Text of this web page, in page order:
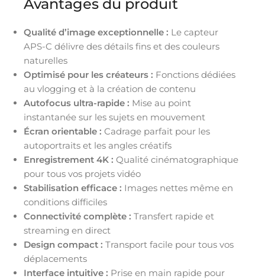
Avantages du produit
Qualité d’image exceptionnelle : Le capteur
APS-C délivre des détails fins et des couleurs
naturelles
Optimisé pour les créateurs : Fonctions dédiées
au vlogging et à la création de contenu
Autofocus ultra-rapide : Mise au point
instantanée sur les sujets en mouvement
Écran orientable : Cadrage parfait pour les
autoportraits et les angles créatifs
Enregistrement 4K : Qualité cinématographique
pour tous vos projets vidéo
Stabilisation efficace : Images nettes même en
conditions difficiles
Connectivité complète : Transfert rapide et
streaming en direct
Design compact : Transport facile pour tous vos
déplacements
Interface intuitive : Prise en main rapide pour